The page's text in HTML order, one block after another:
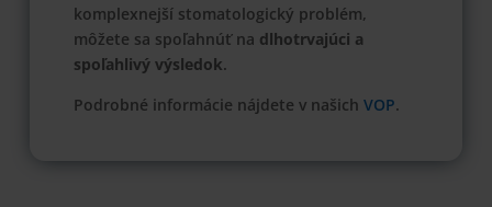
komplexnejší stomatologický problém,
môžete sa spoľahnúť na dlhotrvajúci a
spoľahlivý výsledok.
Podrobné informácie nájdete v našich VOP.